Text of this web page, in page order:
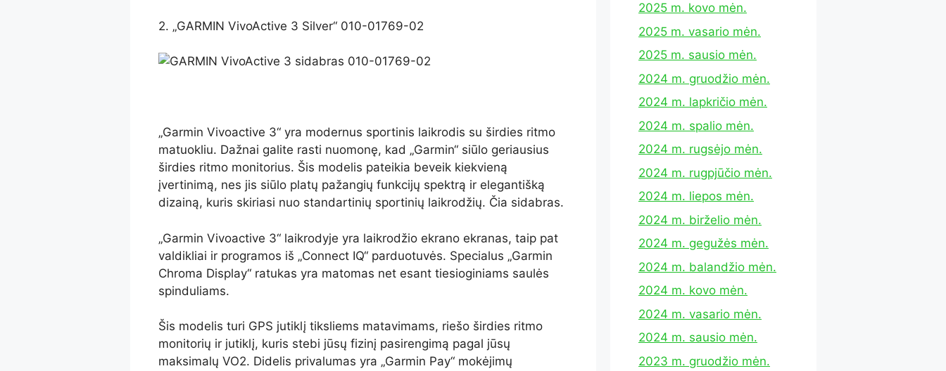
2. „GARMIN VivoActive 3 Silver“ 010-01769-02
„Garmin Vivoactive 3“ yra modernus sportinis laikrodis su širdies ritmo
matuokliu. Dažnai galite rasti nuomonę, kad „Garmin“ siūlo geriausius
širdies ritmo monitorius. Šis modelis pateikia beveik kiekvieną
įvertinimą, nes jis siūlo platų pažangių funkcijų spektrą ir elegantišką
dizainą, kuris skiriasi nuo standartinių sportinių laikrodžių. Čia sidabras.
„Garmin Vivoactive 3“ laikrodyje yra laikrodžio ekrano ekranas, taip pat
valdikliai ir programos iš „Connect IQ“ parduotuvės. Specialus „Garmin
Chroma Display“ ratukas yra matomas net esant tiesioginiams saulės
spinduliams.
Šis modelis turi GPS jutiklį tiksliems matavimams, riešo širdies ritmo
monitorių ir jutiklį, kuris stebi jūsų fizinį pasirengimą pagal jūsų
maksimalų VO2. Didelis privalumas yra „Garmin Pay“ mokėjimų
2025 m. kovo mėn.
2025 m. vasario mėn.
2025 m. sausio mėn.
2024 m. gruodžio mėn.
2024 m. lapkričio mėn.
2024 m. spalio mėn.
2024 m. rugsėjo mėn.
2024 m. rugpjūčio mėn.
2024 m. liepos mėn.
2024 m. birželio mėn.
2024 m. gegužės mėn.
2024 m. balandžio mėn.
2024 m. kovo mėn.
2024 m. vasario mėn.
2024 m. sausio mėn.
2023 m. gruodžio mėn.